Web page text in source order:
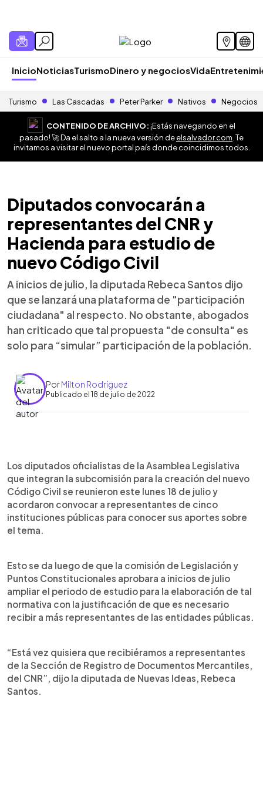
InicioNoticiasTurismoDinero y negociosVida
Turismo Las Cascadas Peter Parker Nativos Negocios
CONTENIDO DE ARCHIVO:¡Estás navegando en el
pasado! 🚀 Da el salto a la nueva versión deelsalvador.com . Te
invitamos a visitar el nuevo portal país donde coincidimos todos.
Diputados convocarán a
representantes del CNR y
Hacienda para estudio de
nuevo Código Civil
A inicios de julio, la diputada Rebeca Santos dijo
que se lanzará una plataforma de "participación
ciudadana" al respecto. No obstante, abogados
han criticado que tal propuesta "de consulta" es
solo para “simular” participación de la población.
PorMilton Rodríguez
Publicado el 18 de julio de 2022
Escuchar artículo
Los diputados oficialistas de la Asamblea Legislativa
que integran la subcomisión para la creación del nuevo
Código Civil se reunieron este lunes 18 de julio y
acordaron convocar a representantes de cinco
instituciones públicas para conocer sus aportes sobre
el tema.
Esto se da luego de que la comisión de Legislación y
Puntos Constitucionales aprobara a inicios de julio
ampliar el periodo de estudio para la elaboración de tal
normativa con la justificación de que es necesario
recibir a más representantes de las entidades públicas.
“Está vez quisiera que recibiéramos a representantes
de la Sección de Registro de Documentos Mercantiles,
del CNR”, dijo la diputada de Nuevas Ideas, Rebeca
Santos.